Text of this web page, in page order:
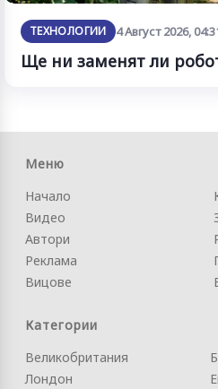
ТЕХНОЛОГИИ 4 Август 2026,
Ще ни заменят ли
Меню
Начало
Видео
Автори
Реклама
Вицове
Категории
Великобритания
Лондон